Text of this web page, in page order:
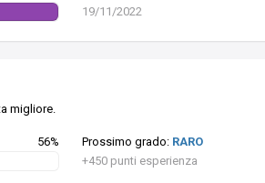
19/11/2022
migliore.
56% Prossimo grado: RARO
+450 punti esperienza